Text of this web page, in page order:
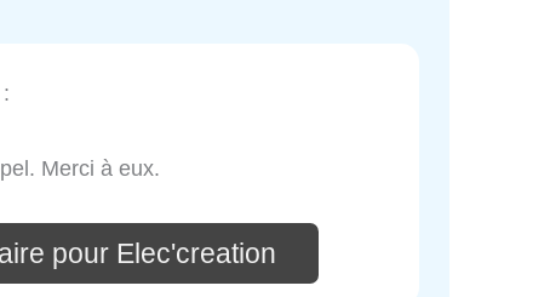
:
Merci à eux.
pour Elec'creation